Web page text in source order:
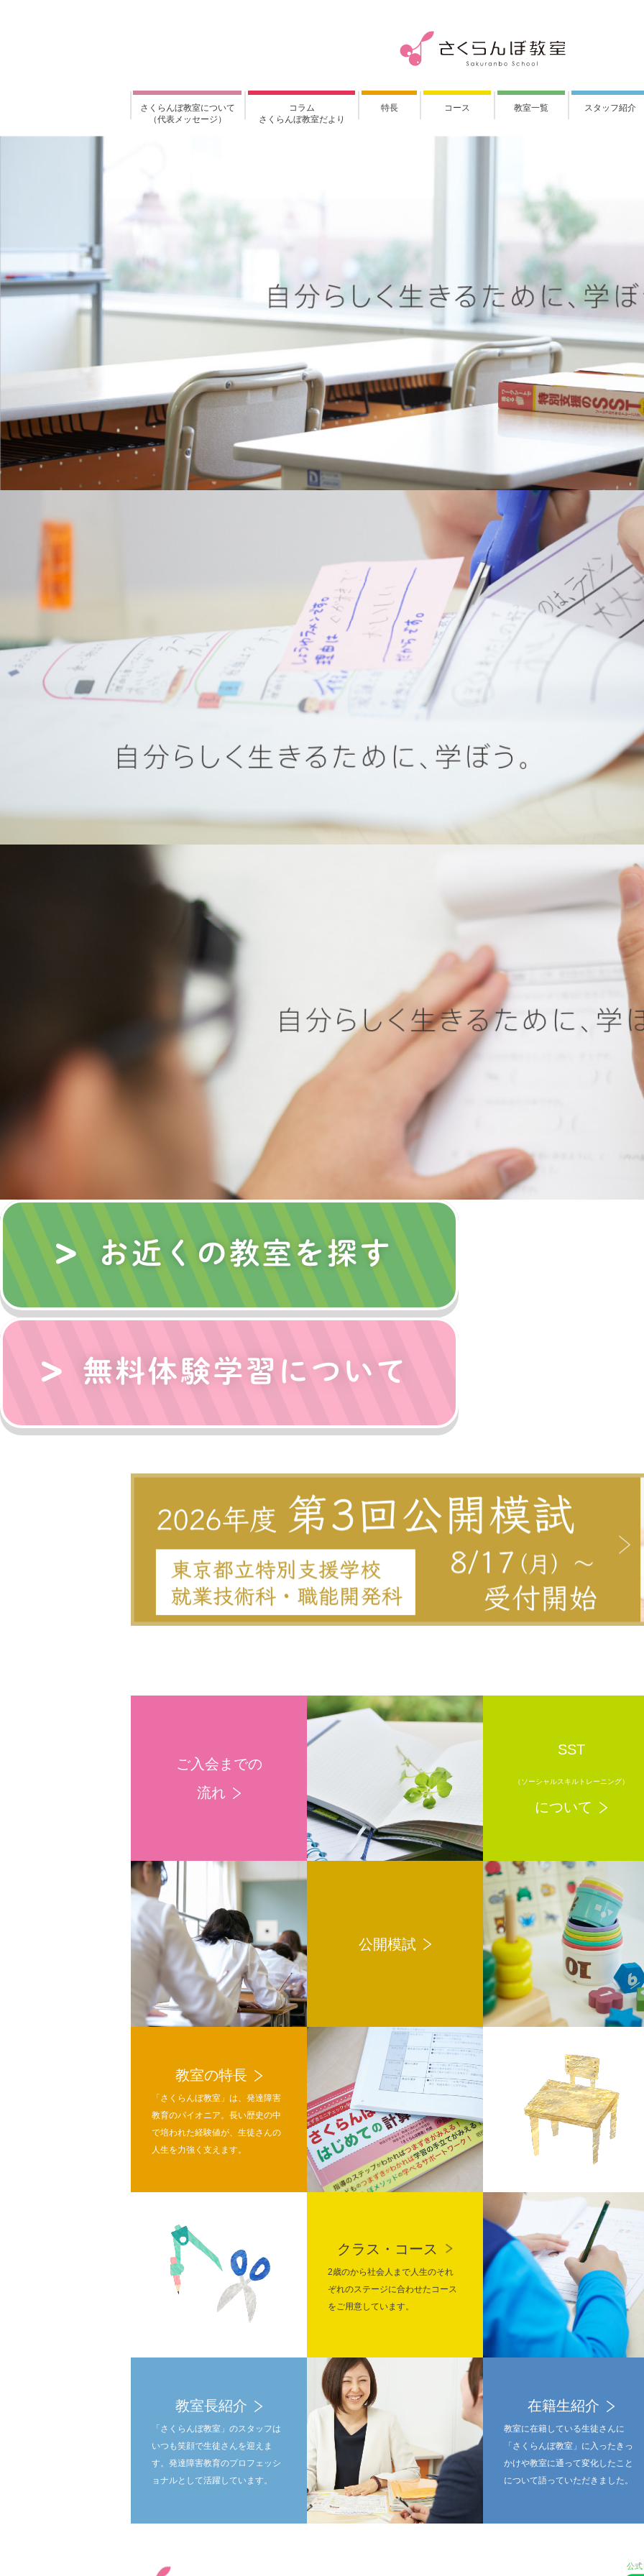
さくらんぼ教室について
（代表メッセージ）
コラム
さくらんぼ教室だより
特長 コース 教室一覧 スタッフ紹介
ご入会までの
流れ
SST
（ソーシャルスキルトレーニング）
について
公開模試
教室の特長
「さくらんぼ教室」は、発達障害
教育のパイオニア。長い歴史の中
で培われた経験値が、生徒さんの
人生を力強く支えます。
クラス・コース
2歳のから社会人まで人生のそれ
ぞれのステージに合わせたコース
をご用意しています。
教室長紹介
「さくらんぼ教室」のスタッフは
いつも笑顔で生徒さんを迎えま
す。発達障害教育のプロフェッシ
ョナルとして活躍しています。
在籍生紹介
教室に在籍している生徒さんに
「さくらんぼ教室」に入ったきっ
かけや教室に通って変化したこと
について語っていただきました。